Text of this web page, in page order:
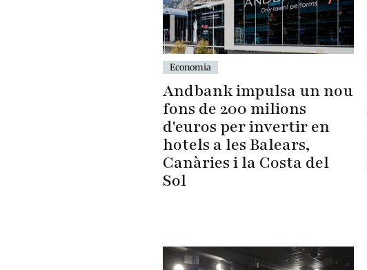
Economia
Andbank impulsa un nou
fons de 200 milions
d'euros per invertir en
hotels a les Balears,
Canàries i la Costa del
Sol